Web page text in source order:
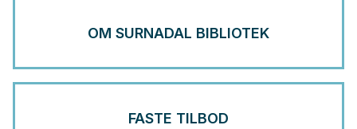
OM SURNADAL BIBLIOTEK
FASTE TILBOD